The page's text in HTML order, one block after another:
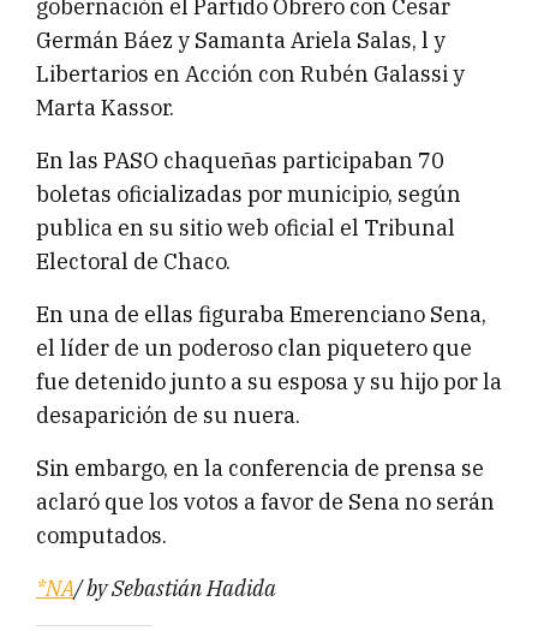
gobernación el Partido Obrero con Cesar
Germán Báez y Samanta Ariela Salas, l y
Libertarios en Acción con Rubén Galassi y
Marta Kassor.
En las PASO chaqueñas participaban 70
boletas oficializadas por municipio, según
publica en su sitio web oficial el Tribunal
Electoral de Chaco.
En una de ellas figuraba Emerenciano Sena,
el líder de un poderoso clan piquetero que
fue detenido junto a su esposa y su hijo por la
desaparición de su nuera.
Sin embargo, en la conferencia de prensa se
aclaró que los votos a favor de Sena no serán
computados.
*NA/ by Sebastián Hadida